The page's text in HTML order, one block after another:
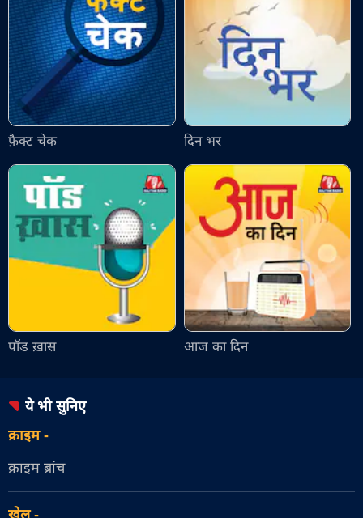
फ़ैक्ट चेक दिन भर
पॉड ख़ास आज का दिन
ये भी सुनिए
क्राइम-
क्राइम ब्रांच
खेल-